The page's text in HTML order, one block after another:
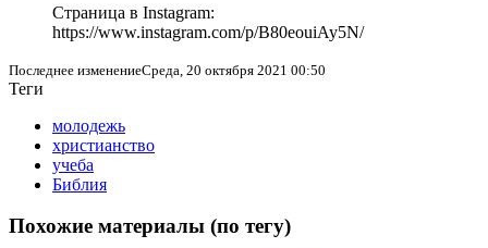
Страница в Instagram:
https://www.instagram.com/p/B80eouiAy5N/
Последнее изменениеСреда, 20 октября 2021 00:50
Теги
молодежь
христианство
учеба
Библия
Похожие материалы (по тегу)